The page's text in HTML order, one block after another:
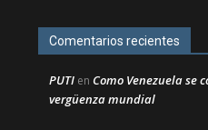
Comentarios recientes
PUTI en Como Venezuela se
vergüenza mundial